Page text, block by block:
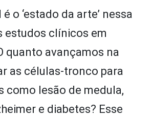
o ‘estado da arte’ nessa
estudos clínicos em
quanto avançamos na
as células-tronco para
como lesão de medula,
e diabetes? Esse